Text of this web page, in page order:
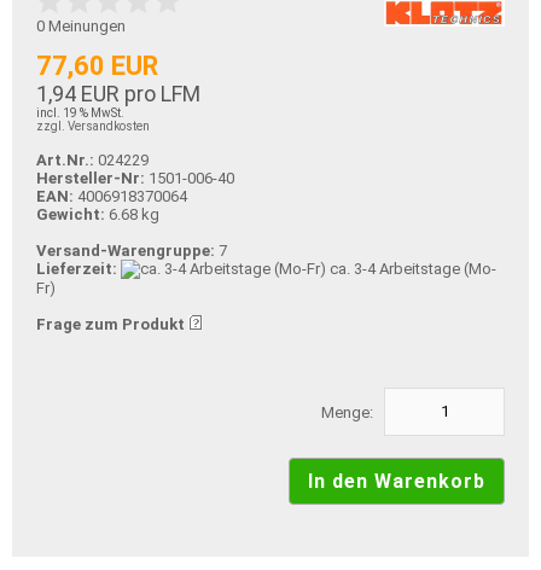
0 Meinungen
77,60 EUR
1,94 EUR pro LFM
incl. 19 % MwSt.
zzgl. Versandkosten
Art.Nr.: 024229
Hersteller-Nr: 1501-006-40
EAN: 4006918370064
Gewicht: 6.68 kg
Versand-Warengruppe: 7
Lieferzeit:
ca. 3-4 Arbeitstage (Mo-
Fr)
Frage zum Produkt
Menge: